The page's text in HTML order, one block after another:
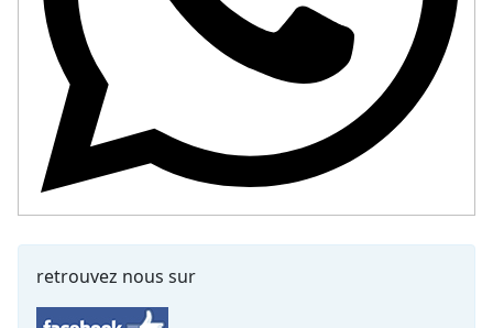
retrouvez nous sur